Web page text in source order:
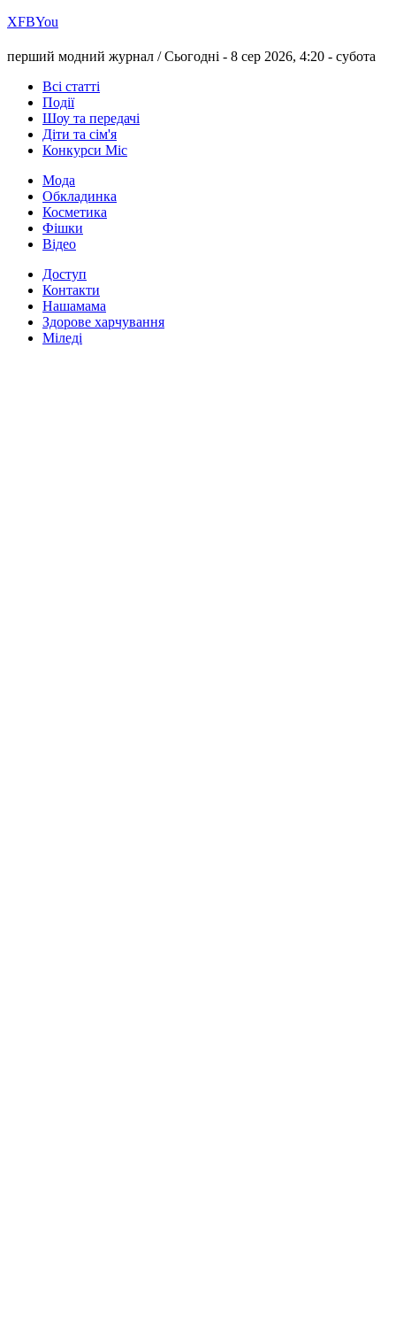
ХFBYou
перший модний журнал /Сьогодні - 8 сер 2026, 4:20 - субота
Всі статті
Події
Шоу та передачі
Діти та сім'я
Конкурси Міс
Мода
Обкладинка
Косметика
Фішки
Відео
Доступ
Контакти
Нашамама
Здорове харчування
Міледі